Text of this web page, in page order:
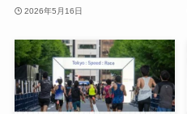
2026年5月16日